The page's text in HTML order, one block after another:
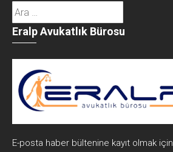
Arama:
Eralp Avukatlık Bürosu
E-posta haber bültenine kayıt olmak için